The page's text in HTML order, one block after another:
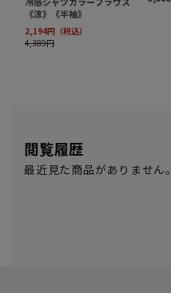
閲覧履歴
最近見た商品がありません。